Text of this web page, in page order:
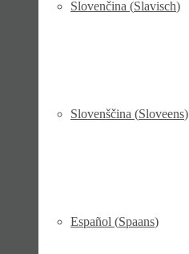
Slovenčina (Slavisch)
Slovenščina (Sloveens)
Español (Spaans)